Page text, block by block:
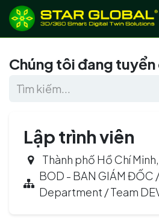
BỎ QUA ĐỂ ĐẾN NỘI DUNG
Chúng tôi đang
Lập trình viên
Thành phố Hồ Chí Minh
BOD - BAN GIÁM ĐỐC
Department / Team